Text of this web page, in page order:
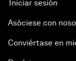
Iniciar sesión
Asóciese con
Conviértase en